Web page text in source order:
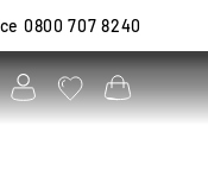
0800 707 8240